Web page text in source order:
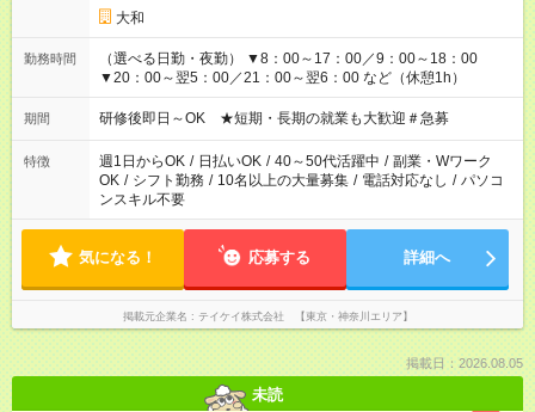
大和
勤務時間
（選べる日勤・夜勤） ▼8：00～17：00／9：00～18：00
▼20：00～翌5：00／21：00～翌6：00 など（休憩1h）
期間 研修後即日～OK ★短期・長期の就業も大歓迎＃急募
特徴 週1日からOK / 日払いOK / 40～50代活躍中 / 副業・Wワーク
OK / シフト勤務 / 10名以上の大量募集 / 電話対応なし / パソコ
ンスキル不要
気になる！ 応募する 詳細へ
掲載元企業名 テイケイ株式会社 【東京・神奈川エリア】
掲載日：2026.08.05
未読